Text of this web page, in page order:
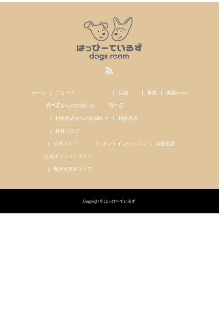
ホーム ニュース
府中店からのお知らせ
相模原店からのお知らせ
社長ブログ
店舗
府中店
相模原店
事業 保護room
公式ストア
公式オンラインストア
保護犬支援ストア
オンラインレッスン 会社概要
Copyright © はっぴーているず